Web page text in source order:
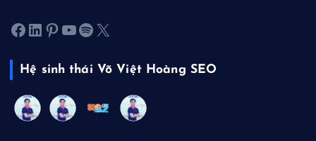
Facebook LinkedIn Pinterest Youtube Spotify X
Hệ sinh thái Võ Việt Hoàng SEO